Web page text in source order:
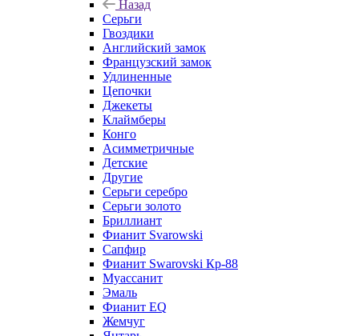
Назад
Серьги
Гвоздики
Английский замок
Французский замок
Удлиненные
Цепочки
Джекеты
Клаймберы
Конго
Асимметричные
Детские
Другие
Серьги серебро
Серьги золото
Бриллиант
Фианит Svarowski
Сапфир
Фианит Swarovski Кр-88
Муассанит
Эмаль
Фианит EQ
Жемчуг